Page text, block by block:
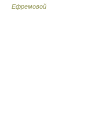
Ефремовой